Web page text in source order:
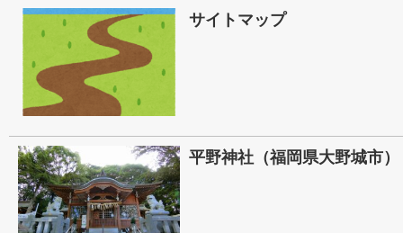
サイトマップ
平野神社（福岡県大野城市）